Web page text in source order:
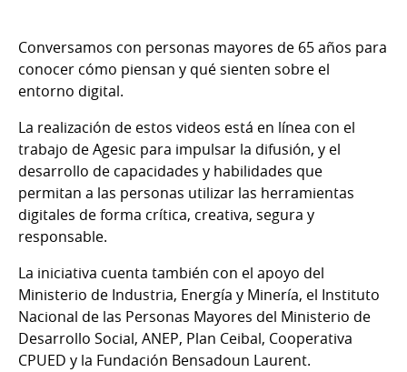
Conversamos con personas mayores de 65 años para
conocer cómo piensan y qué sienten sobre el
entorno digital.
La realización de estos videos está en línea con el
trabajo de Agesic para impulsar la difusión, y el
desarrollo de capacidades y habilidades que
permitan a las personas utilizar las herramientas
digitales de forma crítica, creativa, segura y
responsable.
La iniciativa cuenta también con el apoyo del
Ministerio de Industria, Energía y Minería, el Instituto
Nacional de las Personas Mayores del Ministerio de
Desarrollo Social, ANEP, Plan Ceibal, Cooperativa
CPUED y la Fundación Bensadoun Laurent.